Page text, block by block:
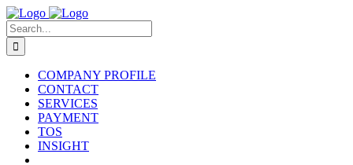
Skip
to
content
Search
for:
COMPANY PROFILE
CONTACT
SERVICES
PAYMENT
TOS
INSIGHT